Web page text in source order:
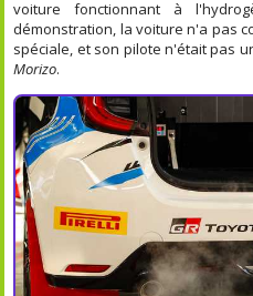
voiture fonctionnant à
démonstration, la voiture n'a pas
spéciale, et son pilote n'était pas
Morizo.